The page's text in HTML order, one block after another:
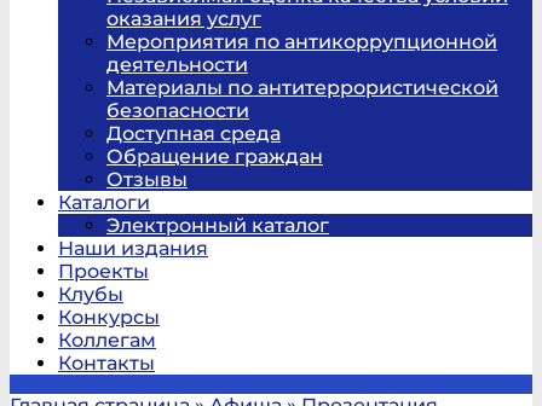
оказания услуг
Мероприятия по антикоррупционной
деятельности
Материалы по антитеррористической
безопасности
Доступная среда
Обращение граждан
Отзывы
Каталоги
Электронный каталог
Наши издания
Проекты
Клубы
Конкурсы
Коллегам
Контакты